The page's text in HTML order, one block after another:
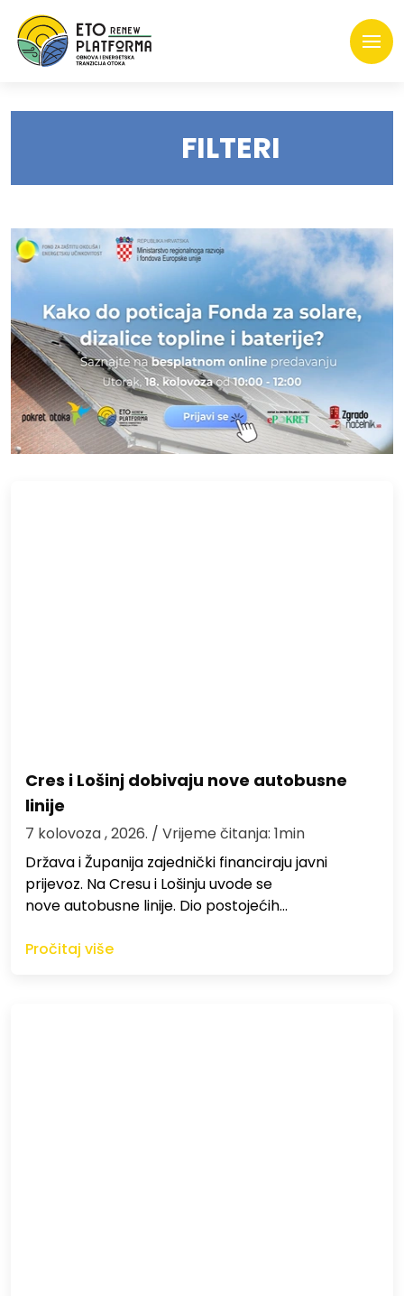
FILTERI
Cres i Lošinj dobivaju nove autobusne
linije
7 kolovoza , 2026. / Vrijeme čitanja: 1min
Država i Županija zajednički financiraju javni
prijevoz. Na Cresu i Lošinju uvode se
nove autobusne linije. Dio postojećih…
Pročitaj više